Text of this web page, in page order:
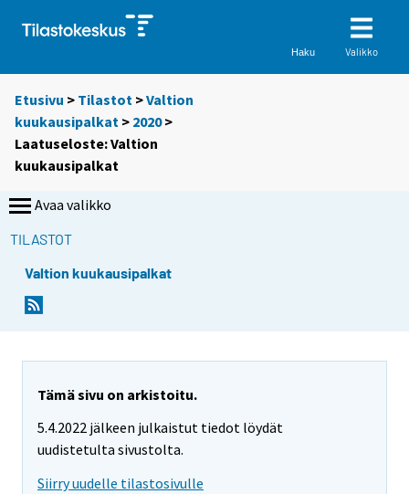
Haku Valikko
Etusivu > Tilastot >Valtion
kuukausipalkat > 2020>
Laatuseloste: Valtion
kuukausipalkat
Avaa valikko
TILASTOT
Valtion kuukausipalkat
Tämä sivu on arkistoitu.
5.4.2022 jälkeen julkaistut tiedot löydät
uudistetulta sivustolta.
Siirry uudelle tilastosivulle